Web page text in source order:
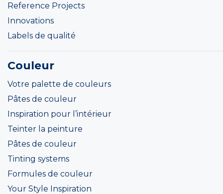
Reference Projects
Innovations
Labels de qualité
Couleur
Votre palette de couleurs
Pâtes de couleur
Inspiration pour l’intérieur
Teinter la peinture
Pâtes de couleur
Tinting systems
Formules de couleur
Your Style Inspiration